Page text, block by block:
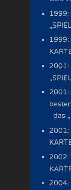
1999:
1999:
2001:
2001:
das
2001:
2002:
2004: